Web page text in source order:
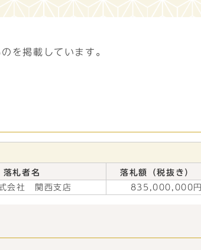
を掲載しています。
落札者名
落札額（税抜き）
会社 関西支店 835,000,000円